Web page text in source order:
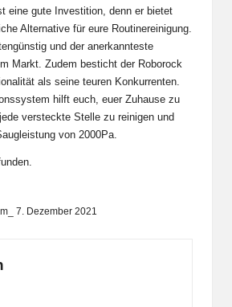
eine gute Investition, denn er bietet
Alternative für eure Routinereinigung.
und der anerkannteste
Markt. Zudem besticht der Roborock
als seine teuren Konkurrenten.
hilft euch, euer Zuhause zu
versteckte Stelle zu reinigen und
von 2000Pa.
7. Dezember 2021